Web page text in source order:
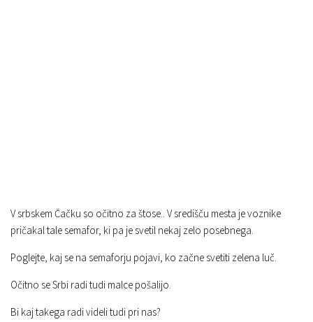
V srbskem Čačku so očitno za štose.. V središču mesta je voznike
pričakal tale semafor, ki pa je svetil nekaj zelo posebnega.
Poglejte, kaj se na semaforju pojavi, ko začne svetiti zelena luč.
Očitno se Srbi radi tudi malce pošalijo.
Bi kaj takega radi videli tudi pri nas?